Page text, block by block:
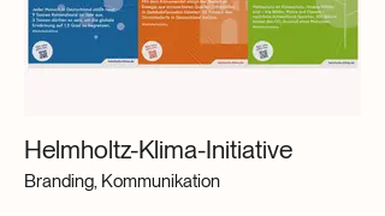
Helmholtz-Klima-Initiative
Branding, Kommunikation